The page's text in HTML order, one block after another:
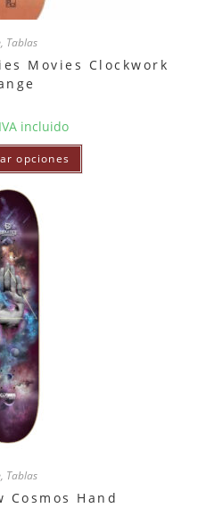
, Tablas
Movies Clockwork
IVA incluido
opciones
, Tablas
Cosmos Hand